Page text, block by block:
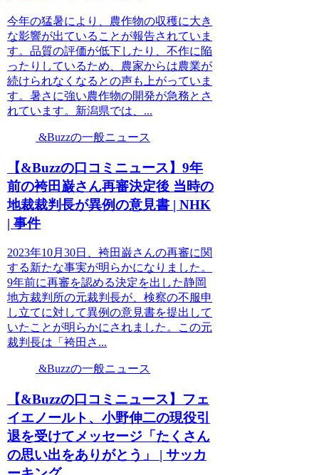
今年の猛暑により、農作物の収穫に大き
な影響が出ていることが報告されていま
す。品質の評価が低下したり、不作に陥
ったりしているため、農家からは農業が
続けられなくなるとの声も上がっていま
す。暑さに強い農作物の開発が急務とさ
れています。新潟県では、...
&Buzzの一般ニュース
【&Buzzの口コミニュース】9年
前の袴田巌さん再審決定後 当時の
地裁裁判長が異例の意見書 | NHK
| 事件
2023年10月30日、袴田巌さんの再審に関
する新たな事実が明らかになりました。
9年前に再審を認める決定を出した静岡
地方裁判所の元裁判長が、検察の不服申
し立てに対して異例の意見書を提出して
いたことが明らかにされました。この元
裁判長は「袴田さ...
&Buzzの一般ニュース
【&Buzzの口コミニュース】フェ
イエノールト、小野伸二の現役引
退を受けてメッセージ「たくさん
の思い出をありがとう」 | サッカ